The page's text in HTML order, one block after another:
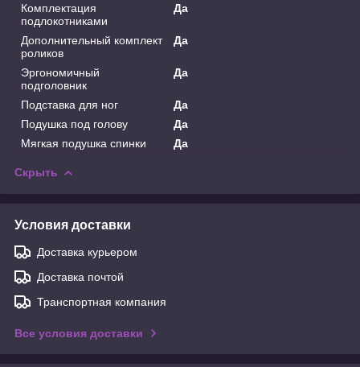
Комплектация
подлокотниками
Да
Дополнительный комплект
роликов
Да
Эргономичный
подголовник
Да
Подставка для ног
Да
Подушка под голову
Да
Мягкая подушка спинки
Да
Скрыть
Условия доставки
Доставка курьером
Доставка почтой
Транспортная компания
Все условия доставки